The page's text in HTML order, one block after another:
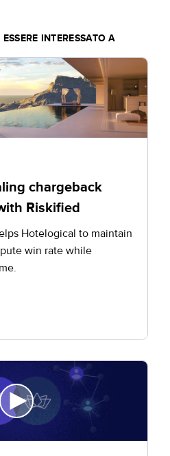
INTERESSATO A
chargeback
Riskified
Hotelogical to maintain
win rate while